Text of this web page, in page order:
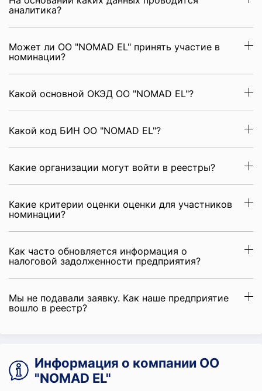
аналитика?
Может ли ОО "NOMAD EL" принять участие в
номинации?
Какой основной ОКЭД ОО "NOMAD EL"?
Какой код БИН ОО "NOMAD EL"?
Какие организации могут войти в реестры?
Какие критерии оценки оценки для участников
номинации?
Как часто обновляется информация о
налоговой задолженности предприятия?
Мы не подавали заявку. Как наше предприятие
вошло в реестр?
Информация о компании ОО
"NOMAD EL"